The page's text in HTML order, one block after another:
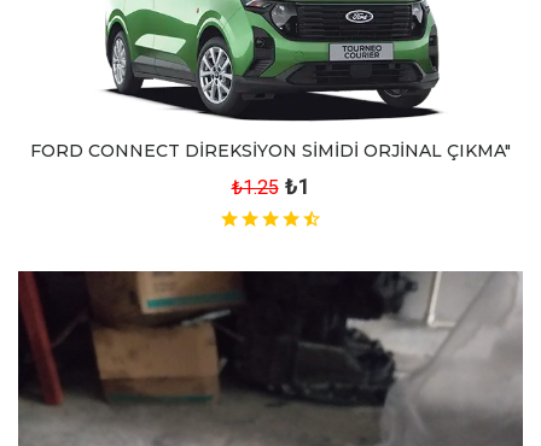
FORD CONNECT DİREKSİYON SİMİDİ ORJİNAL ÇIKMA"
₺1.25 ₺1